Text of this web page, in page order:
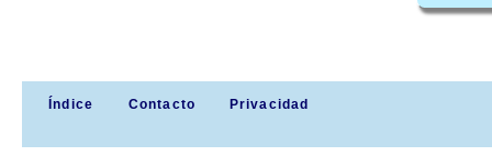
Índice Contacto Privacidad